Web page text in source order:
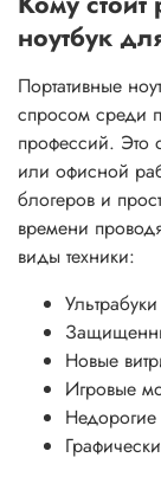
ноутбук
Портативные
спросом среди
профессий. Это
или офисной
блогеров и
времени
виды техники:
Новые
Игровые
Недорогие